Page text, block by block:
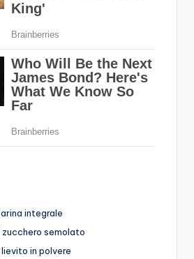
integrale
semolato
in polvere